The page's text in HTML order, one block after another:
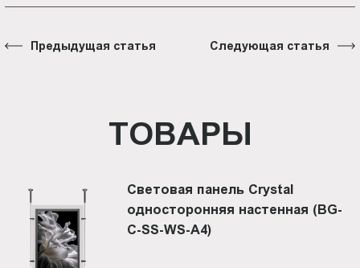
Предыдущая статья Следующая статья
ТОВАРЫ
Световая панель Crystal
односторонняя настенная (BG-
C-SS-WS-A4)